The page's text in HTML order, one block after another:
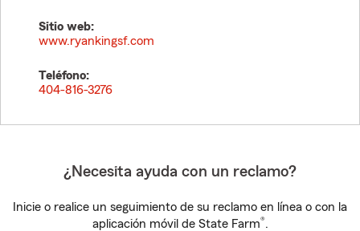
Sitio web:
www.ryankingsf.com
Teléfono:
404-816-3276
¿Necesita ayuda con un reclamo?
Inicie o realice un seguimiento de su reclamo en línea o con la
aplicación móvil de State Farm®.